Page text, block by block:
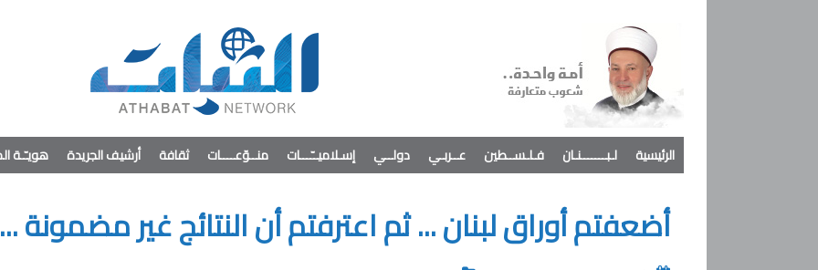
الرئيسية لـبـــــــنـان فـلـســطين عــربـي دولــي إسـلاميــّـــات منــوّعــــات ثقافة أرشيف الجريدة هويـّـة
أضعفتم أوراق لبنان ... ثم اعترفتم أن النتائج غير مضمونة ...